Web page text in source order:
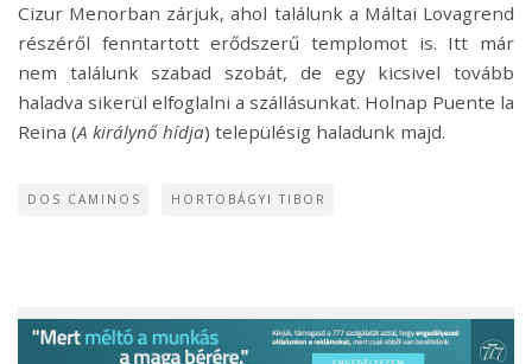
Cizur Menorban zárjuk, ahol találunk a Máltai Lovagrend
részéről fenntartott erődszerű templomot is. Itt már
nem találunk szabad szobát, de egy kicsivel tovább
haladva sikerül elfoglalni a szállásunkat. Holnap Puente la
Reina (A királynő hídja) településig haladunk majd.
DOS CAMINOS HORTOBÁGYI TIBOR